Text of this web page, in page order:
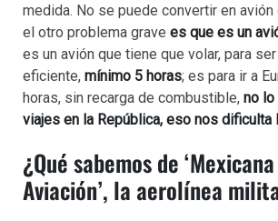
medida. No se puede convertir en avión
el otro problema grave es que es un
es un avión que tiene que volar, para ser
eficiente, mínimo 5 horas; es para ir a
horas, sin recarga de combustible, no lo
viajes en la República, eso nos dificulta
¿Qué sabemos de
Aviación’, la aerolínea